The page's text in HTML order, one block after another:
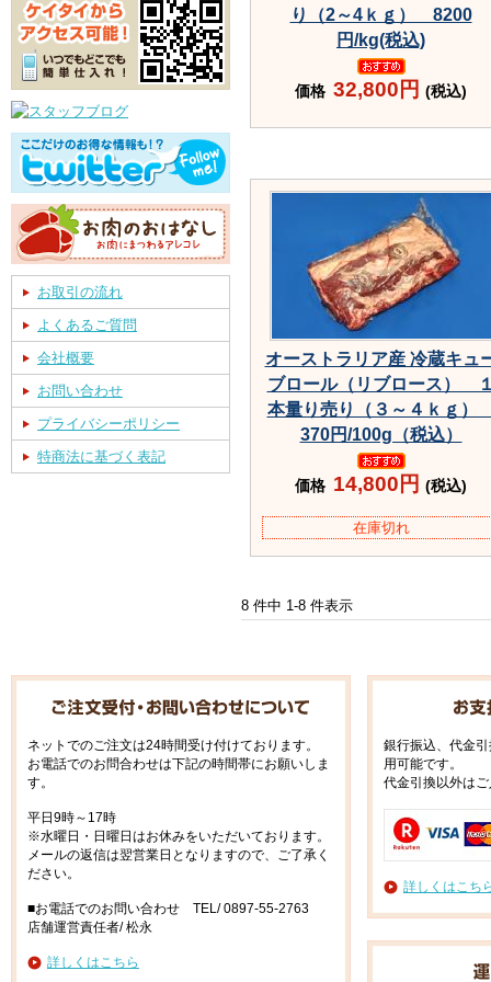
お取引の流れ
よくあるご質問
会社概要
お問い合わせ
プライバシーポリシー
特商法に基づく表記
り（2～4ｋｇ） 8200
円/kg(税込)
価格 32,800円 (税込)
オーストラリア産 冷蔵キュ
ブロール（リブロース）
本量り売り（３～４ｋｇ
370円/100g（税込）
価格 14,800円 (税込)
在庫切れ
8 件中 1-8 件表示
ネットでのご注文は24時間受け付けております。
お電話でのお問合わせは下記の時間帯にお願いしま
す。
平日9時～17時
※水曜日・日曜日はお休みをいただいております。
メールの返信は翌営業日となりますので、ご了承く
ださい。
■お電話でのお問い合わせ TEL/ 0897-55-2763
店舗運営責任者/ 松永
詳しくはこちら
銀行振込、代金
用可能です。
代金引換以外は
詳しくはこち